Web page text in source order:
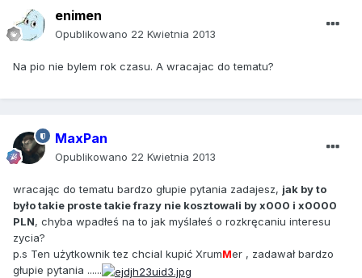
enimen
Opublikowano 22 Kwietnia 2013
Na pio nie bylem rok czasu. A wracajac do tematu?
MaxPan
Opublikowano 22 Kwietnia 2013
wracając do tematu bardzo głupie pytania zadajesz, jak by to
było takie proste takie frazy nie kosztowali by x000 i x0000
PLN, chyba wpadłeś na to jak myślałeś o rozkręcaniu interesu
zycia?
p.s Ten użytkownik tez chcial kupić XrumMer , zadawał bardzo
głupie pytania ......